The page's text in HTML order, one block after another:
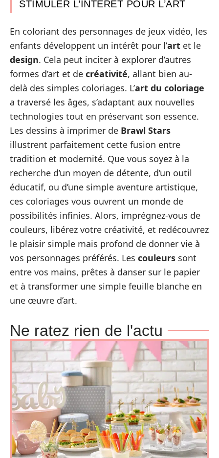
STIMULER L’INTÉRÊT POUR L’ART
En coloriant des personnages de jeux vidéo, les
enfants développent un intérêt pour l’art et le
design. Cela peut inciter à explorer d’autres
formes d’art et de créativité, allant bien au-
delà des simples coloriages. L’art du coloriage
a traversé les âges, s’adaptant aux nouvelles
technologies tout en préservant son essence.
Les dessins à imprimer de Brawl Stars
illustrent parfaitement cette fusion entre
tradition et modernité. Que vous soyez à la
recherche d’un moyen de détente, d’un outil
éducatif, ou d’une simple aventure artistique,
ces coloriages vous ouvrent un monde de
possibilités infinies. Alors, imprégnez-vous de
couleurs, libérez votre créativité, et redécouvrez
le plaisir simple mais profond de donner vie à
vos personnages préférés. Les couleurs sont
entre vos mains, prêtes à danser sur le papier
et à transformer une simple feuille blanche en
une œuvre d’art.
Ne ratez rien de l'actu